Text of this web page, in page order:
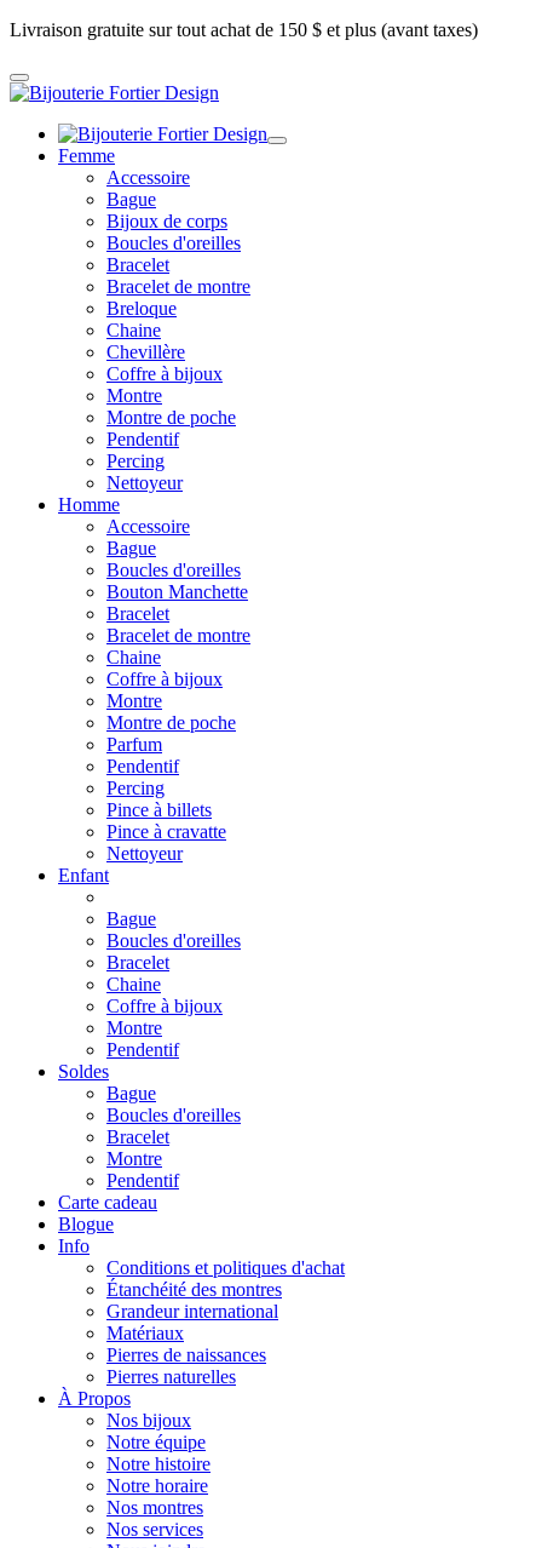
Livraison gratuite sur tout achat de 150 $ et plus (avant taxes)
Femme
Accessoire
Bague
Bijoux de corps
Boucles d'oreilles
Bracelet
Bracelet de montre
Breloque
Chaine
Chevillère
Coffre à bijoux
Montre
Montre de poche
Pendentif
Percing
Nettoyeur
Homme
Accessoire
Bague
Boucles d'oreilles
Bouton Manchette
Bracelet
Bracelet de montre
Chaine
Coffre à bijoux
Montre
Montre de poche
Parfum
Pendentif
Percing
Pince à billets
Pince à cravatte
Nettoyeur
Enfant
Bague
Boucles d'oreilles
Bracelet
Chaine
Coffre à bijoux
Montre
Pendentif
Soldes
Bague
Boucles d'oreilles
Bracelet
Montre
Pendentif
Carte cadeau
Blogue
Info
Conditions et politiques d'achat
Étanchéité des montres
Grandeur international
Matériaux
Pierres de naissances
Pierres naturelles
À Propos
Nos bijoux
Notre équipe
Notre histoire
Notre horaire
Nos montres
Nos services